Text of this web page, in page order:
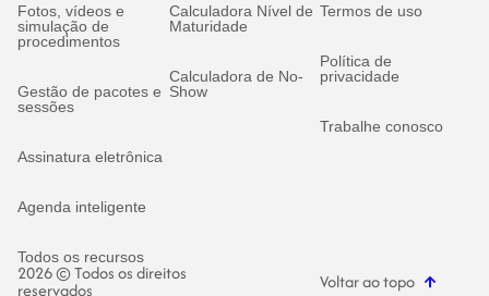
Fotos, vídeos e
simulação de
procedimentos
Gestão de pacotes e
sessões
Assinatura eletrônica
Agenda inteligente
Todos os recursos
Calculadora Nível de
Maturidade
Calculadora de No-
Show
Termos de uso
Política de
privacidade
Trabalhe conosco
2026 © Todos os direitos
reservados Voltar ao topo